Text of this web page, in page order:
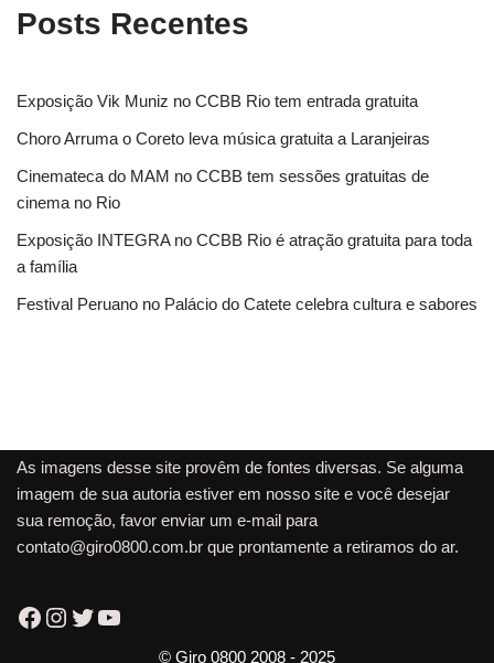
Posts Recentes
Exposição Vik Muniz no CCBB Rio tem entrada gratuita
Choro Arruma o Coreto leva música gratuita a Laranjeiras
Cinemateca do MAM no CCBB tem sessões gratuitas de
cinema no Rio
Exposição INTEGRA no CCBB Rio é atração gratuita para toda
a família
Festival Peruano no Palácio do Catete celebra cultura e sabores
As imagens desse site provêm de fontes diversas. Se alguma
imagem de sua autoria estiver em nosso site e você desejar
sua remoção, favor enviar um e-mail para
contato@giro0800.com.br que prontamente a retiramos do ar.
© Giro 0800 2008 - 2025